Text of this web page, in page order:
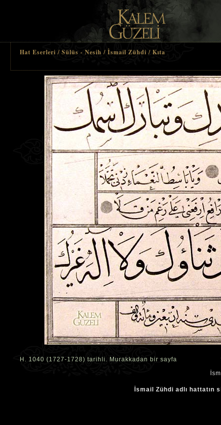
Hat Eserleri / Sülüs - Nesih / İsmail Zühdi / Kıta
H. 1040 (1727-1728) tarihli. Murakkadan bir sayfa
İsmail Zühdi adlı hattatın